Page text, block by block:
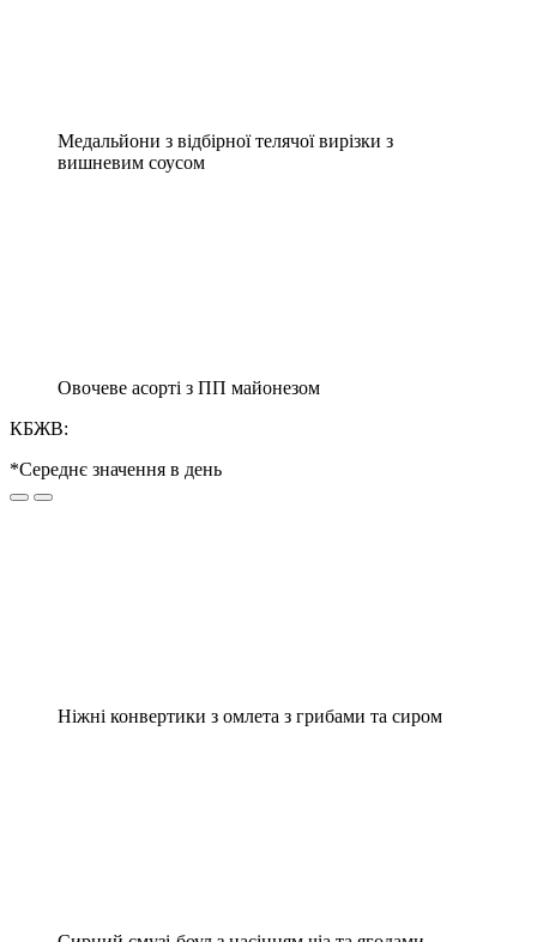
Медальйони з відбірної телячої вирізки з
вишневим соусом
Овочеве асорті з ПП майонезом
КБЖВ:
*Середнє значення в день
Ніжні конвертики з омлета з грибами та сиром